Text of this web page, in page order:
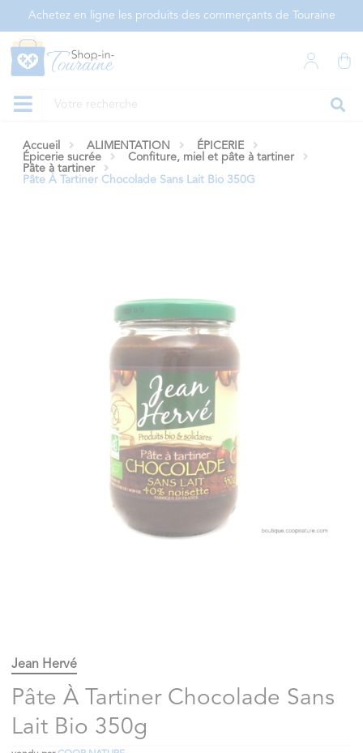
Achetez en ligne les produits des commerçants de Touraine
Accueil ALIMENTATION
ÉPICERIE
Épicerie sucrée
Confiture, miel et pâte à tartiner
Pâte à tartiner
Pâte À Tartiner Chocolade Sans Lait Bio 350G
Jean Hervé
Pâte À Tartiner Chocolade Sans
Lait Bio 350g
Panneau de gestion des cookies